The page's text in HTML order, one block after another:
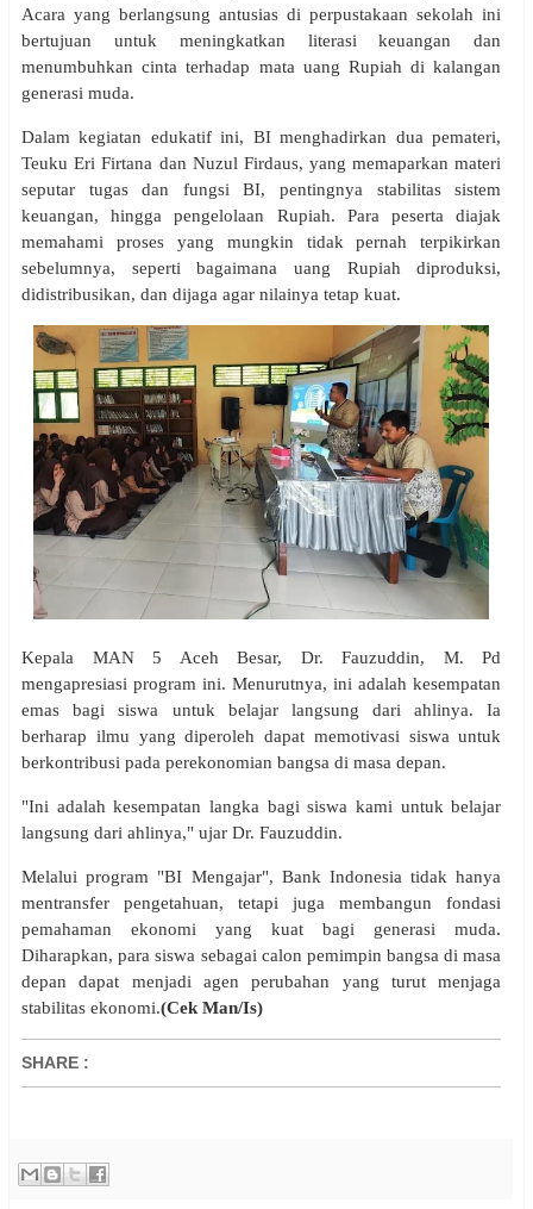
Acara yang berlangsung antusias di perpustakaan sekolah ini
bertujuan untuk meningkatkan literasi keuangan dan
menumbuhkan cinta terhadap mata uang Rupiah di kalangan
generasi muda.
Dalam kegiatan edukatif ini, BI menghadirkan dua pemateri,
Teuku Eri Firtana dan Nuzul Firdaus, yang memaparkan materi
seputar tugas dan fungsi BI, pentingnya stabilitas sistem
keuangan, hingga pengelolaan Rupiah. Para peserta diajak
memahami proses yang mungkin tidak pernah terpikirkan
sebelumnya, seperti bagaimana uang Rupiah diproduksi,
didistribusikan, dan dijaga agar nilainya tetap kuat.
Kepala MAN 5 Aceh Besar, Dr. Fauzuddin, M. Pd
mengapresiasi program ini. Menurutnya, ini adalah kesempatan
emas bagi siswa untuk belajar langsung dari ahlinya. Ia
berharap ilmu yang diperoleh dapat memotivasi siswa untuk
berkontribusi pada perekonomian bangsa di masa depan.
"Ini adalah kesempatan langka bagi siswa kami untuk belajar
langsung dari ahlinya," ujar Dr. Fauzuddin.
Melalui program "BI Mengajar", Bank Indonesia tidak hanya
mentransfer pengetahuan, tetapi juga membangun fondasi
pemahaman ekonomi yang kuat bagi generasi muda.
Diharapkan, para siswa sebagai calon pemimpin bangsa di masa
depan dapat menjadi agen perubahan yang turut menjaga
stabilitas ekonomi.(Cek Man/Is)
SHARE :